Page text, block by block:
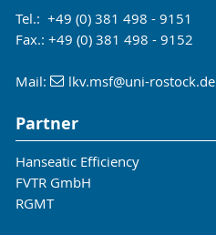
Tel.: +49 (0) 381 498 - 9151
Fax.: +49 (0) 381 498 - 9152
Mail: lkv.msf@uni-rostock.de
Partner
Hanseatic Efficiency
FVTR GmbH
RGMT